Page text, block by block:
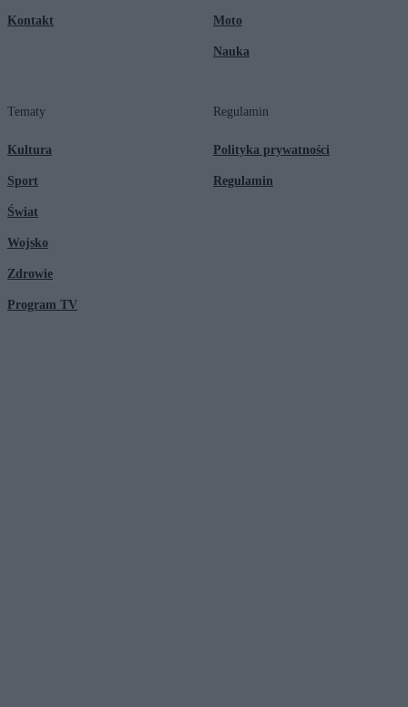
Kontakt Moto
Nauka
Tematy
Kultura
Sport
Świat
Wojsko
Zdrowie
Program TV
Regulamin
Polityka prywatności
Regulamin